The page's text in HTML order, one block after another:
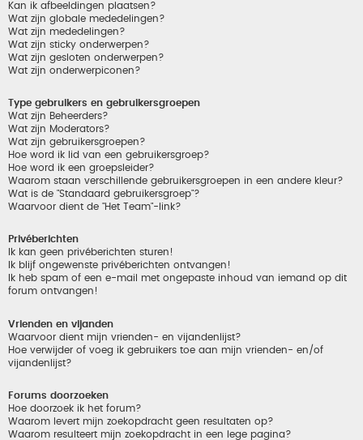
Kan ik afbeeldingen plaatsen?
Wat zijn globale mededelingen?
Wat zijn mededelingen?
Wat zijn sticky onderwerpen?
Wat zijn gesloten onderwerpen?
Wat zijn onderwerpiconen?
Type gebruikers en gebruikersgroepen
Wat zijn Beheerders?
Wat zijn Moderators?
Wat zijn gebruikersgroepen?
Hoe word ik lid van een gebruikersgroep?
Hoe word ik een groepsleider?
Waarom staan verschillende gebruikersgroepen in een andere kleur?
Wat is de "Standaard gebruikersgroep"?
Waarvoor dient de "Het Team"-link?
Privéberichten
Ik kan geen privéberichten sturen!
Ik blijf ongewenste privéberichten ontvangen!
Ik heb spam of een e-mail met ongepaste inhoud van iemand op dit
forum ontvangen!
Vrienden en vijanden
Waarvoor dient mijn vrienden- en vijandenlijst?
Hoe verwijder of voeg ik gebruikers toe aan mijn vrienden- en/of
vijandenlijst?
Forums doorzoeken
Hoe doorzoek ik het forum?
Waarom levert mijn zoekopdracht geen resultaten op?
Waarom resulteert mijn zoekopdracht in een lege pagina?